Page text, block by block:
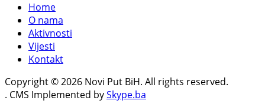
Home
O nama
Aktivnosti
Vijesti
Kontakt
Copyright © 2026 Novi Put BiH. All rights reserved.
. CMS Implemented bySkype.ba